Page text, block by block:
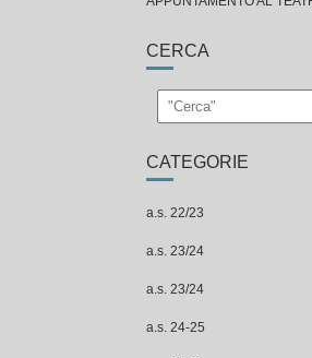
CERCA
CATEGORIE
a.s. 22/23
a.s. 23/24
a.s. 23/24
a.s. 24-25